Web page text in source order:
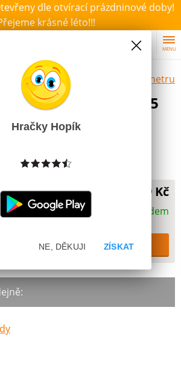
dle otvírací prázdninové doby!
krásné léto!!!
MENU
Výběr hraček dle zvoleného parametru
MIDI Drak H305
59 Kč
Skladem
Hračky Hopík
ZÍSKAT
NE, DĚKUJI